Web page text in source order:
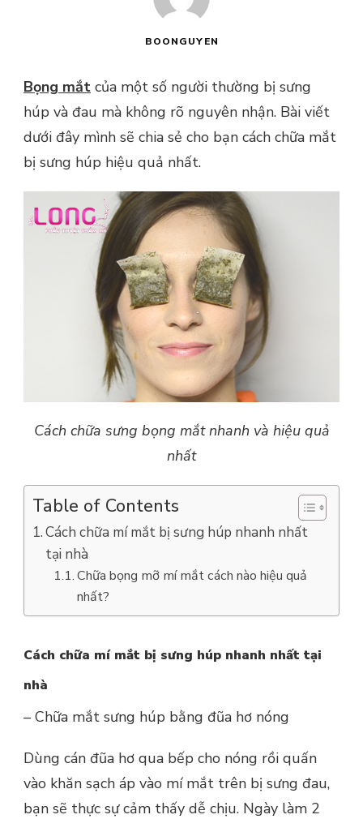
BOONGUYEN
Bọng mắt của một số người thường bị sưng
húp và đau mà không rõ nguyên nhận. Bài viết
dưới đây mình sẽ chia sẻ cho bạn cách chữa mắt
bị sưng húp hiệu quả nhất.
Cách chữa sưng bọng mắt nhanh và hiệu quả
nhất
Table of Contents
Cách chữa mí mắt bị sưng húp nhanh nhất
tại nhà
Chữa bọng mỡ mí mắt cách nào hiệu quả
nhất?
Cách chữa mí mắt bị sưng húp nhanh nhất tại
nhà
– Chữa mắt sưng húp bằng đũa hơ nóng
Dùng cán đũa hơ qua bếp cho nóng rồi quấn
vào khăn sạch áp vào mí mắt trên bị sưng đau,
bạn sẽ thực sự cảm thấy dễ chịu. Ngày làm 2